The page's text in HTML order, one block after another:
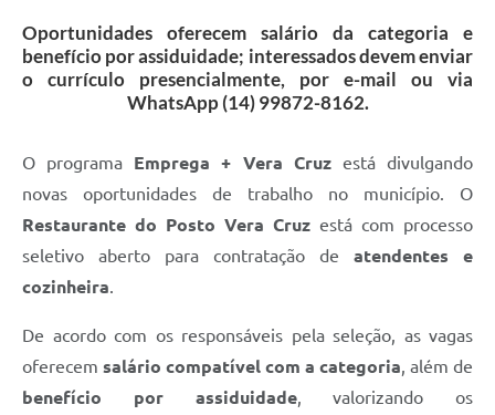
Oportunidades oferecem salário da categoria e
benefício por assiduidade; interessados devem enviar
o currículo presencialmente, por e-mail ou via
WhatsApp (14) 99872-8162.
O programa Emprega + Vera Cruzestá divulgando
novas oportunidades de trabalho no município. O
Restaurante do Posto Vera Cruz está com processo
seletivo aberto para contratação de atendentes e
cozinheira.
De acordo com os responsáveis pela seleção, as vagas
oferecem salário compatível com a categoria, além de
benefício por assiduidade, valorizando os